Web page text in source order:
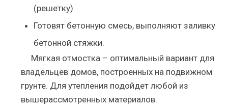
(решетку).
Готовят бетонную смесь, выполняют заливку
бетонной стяжки.
Мягкая отмостка – оптимальный вариант для
владельцев домов, построенных на подвижном
грунте. Для утепления подойдет любой из
вышерассмотренных материалов.